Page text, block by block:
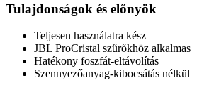
Tulajdonságok és előnyök
Teljesen használatra kész
JBL ProCristal szűrőkhöz alkalmas
Hatékony foszfát-eltávolítás
Szennyezőanyag-kibocsátás nélkül